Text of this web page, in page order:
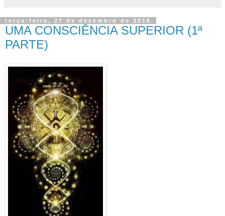
terça-feira, 27 de dezembro de 2016
UMA CONSCIÊNCIA SUPERIOR (1ª
PARTE)